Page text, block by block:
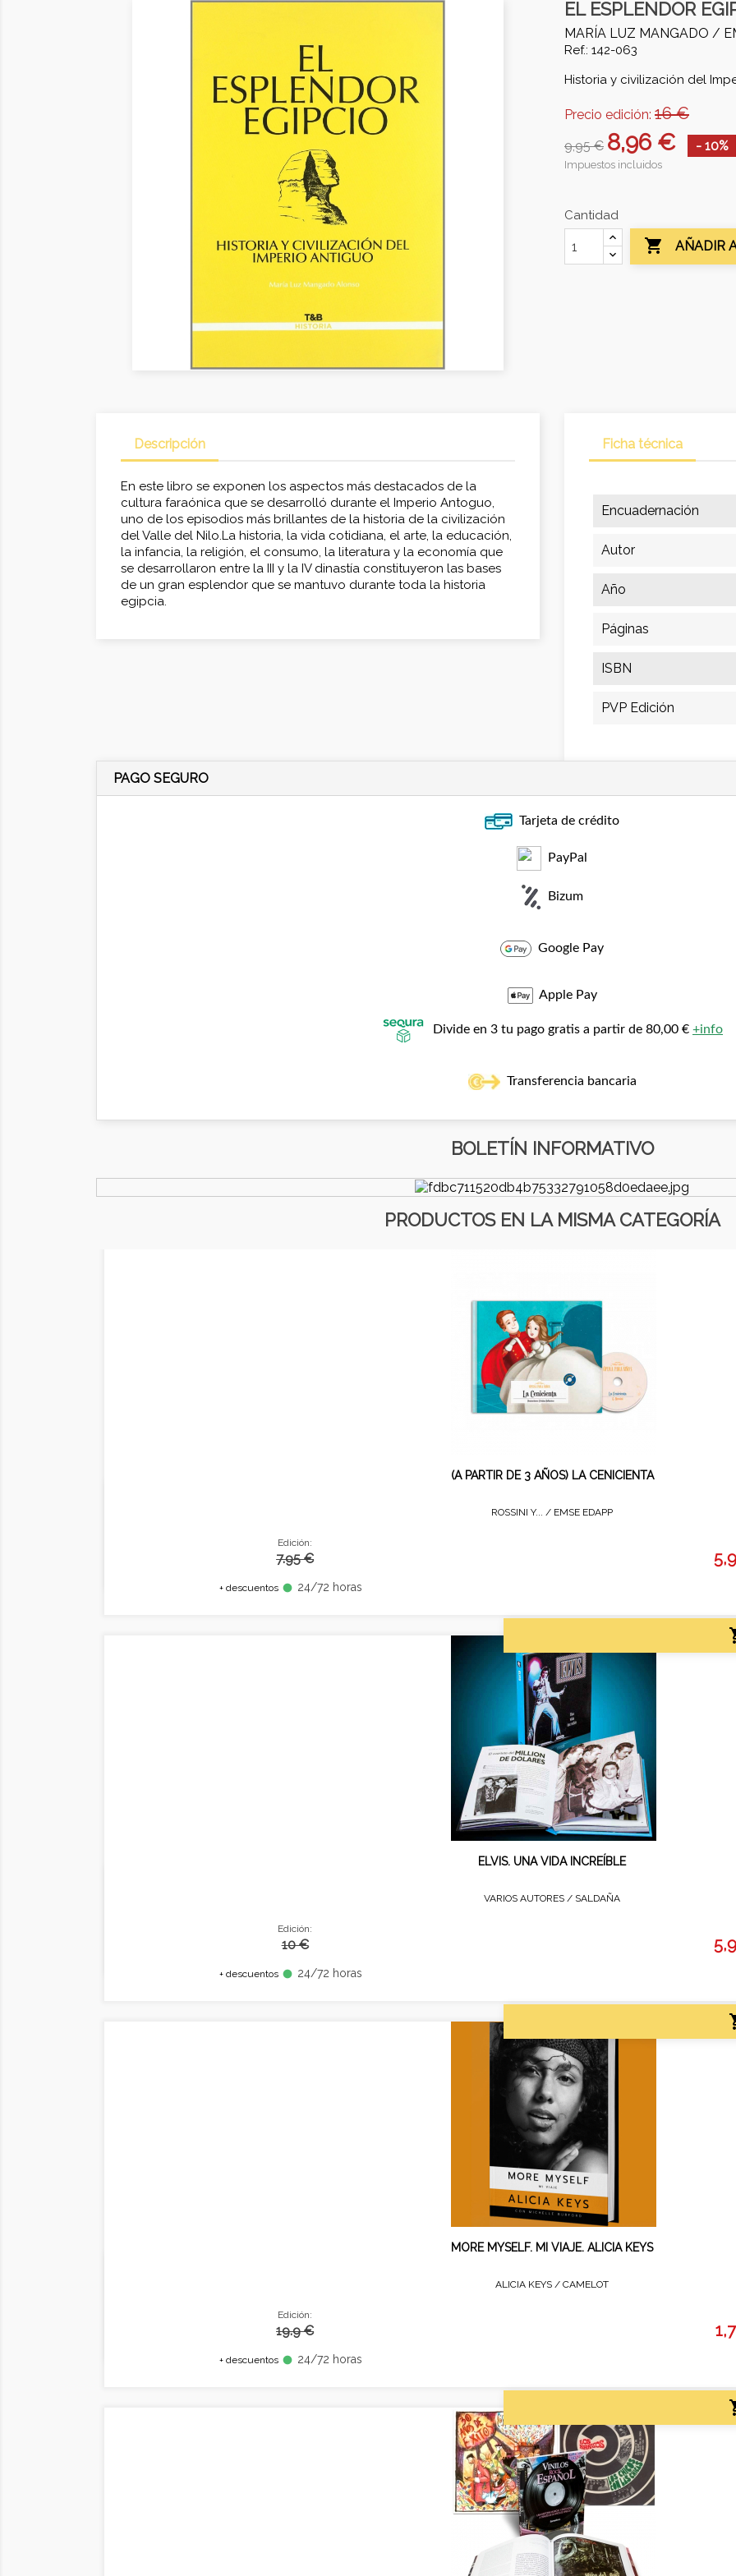
EL ESPLENDOR
MARÍA LUZ MANGADO /
Ref.: 142-063
Historia y civilización del
Precio edición: 16 €
9,95 € 8,96 € - 10%
Impuestos incluidos
Cantidad
 AÑADIR
Descripción
En este libro se exponen los aspectos más destacados de la
cultura faraónica que se desarrolló durante el Imperio Antoguo,
uno de los episodios más brillantes de la historia de la civilización
del Valle del Nilo.La historia, la vida cotidiana, el arte, la educación,
la infancia, la religión, el consumo, la literatura y la economía que
se desarrollaron entre la III y la IV dinastía constituyeron las bases
de un gran esplendor que se mantuvo durante toda la historia
egipcia.
Ficha técnica
Encuadernación
Autor
Año
Páginas
ISBN
PVP Edición
PAGO SEGURO
Tarjeta de crédito
PayPal
Bizum
Google Pay
Apple Pay
Divide en 3 tu pago gratis a partir de 80,00 € +info
Transferencia bancaria
BOLETÍN INFORMATIVO
PRODUCTOS EN LA MISMA CATEGORÍA
(A PARTIR DE 3 AÑOS) LA CENICIENTA
ROSSINI Y... / EMSE EDAPP
Edición:
7.95 €
+ descuentos fiber_manual_record 24/72 horas
ELVIS. UNA VIDA INCREÍBLE
VARIOS AUTORES / SALDAÑA
Edición:
10 €
+ descuentos fiber_manual_record 24/72 horas
MORE MYSELF. MI VIAJE. ALICIA KEYS
ALICIA KEYS / CAMELOT
Edición:
19.9 €
+ descuentos fiber_manual_record 24/72 horas